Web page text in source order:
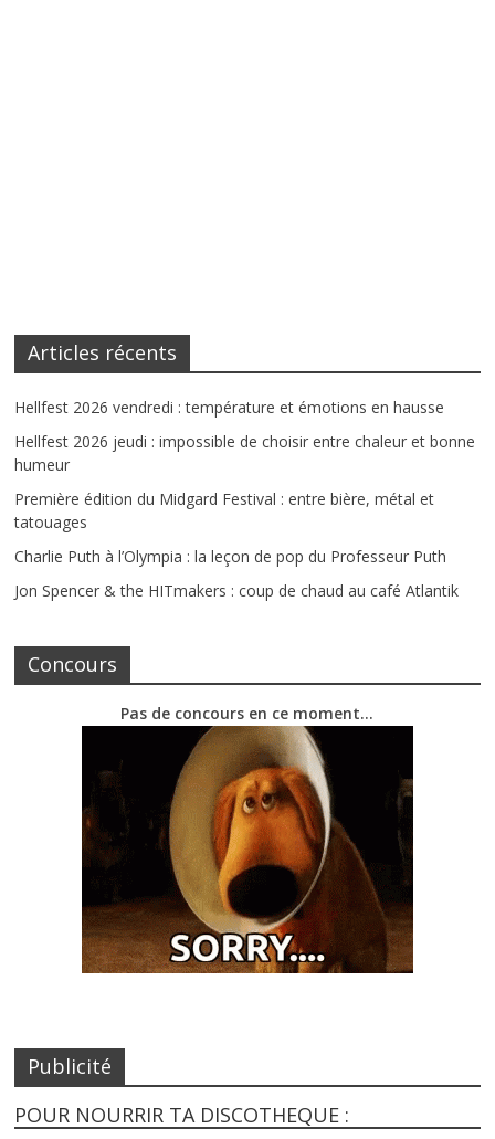
Articles récents
Hellfest 2026 vendredi : température et émotions en hausse
Hellfest 2026 jeudi : impossible de choisir entre chaleur et bonne
humeur
Première édition du Midgard Festival : entre bière, métal et
tatouages
Charlie Puth à l’Olympia : la leçon de pop du Professeur Puth
Jon Spencer & the HITmakers : coup de chaud au café Atlantik
Concours
Pas de concours en ce moment…
Publicité
POUR NOURRIR TA DISCOTHEQUE :